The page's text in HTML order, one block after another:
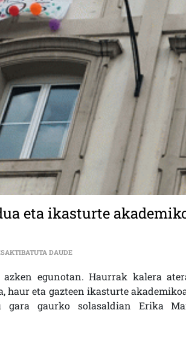
eta ikasturte
DAUDESOLASALDIA | HAURREN
egunotan. Haurrak kalera
eta gazteen ikasturte
gaurko solasaldian Erika